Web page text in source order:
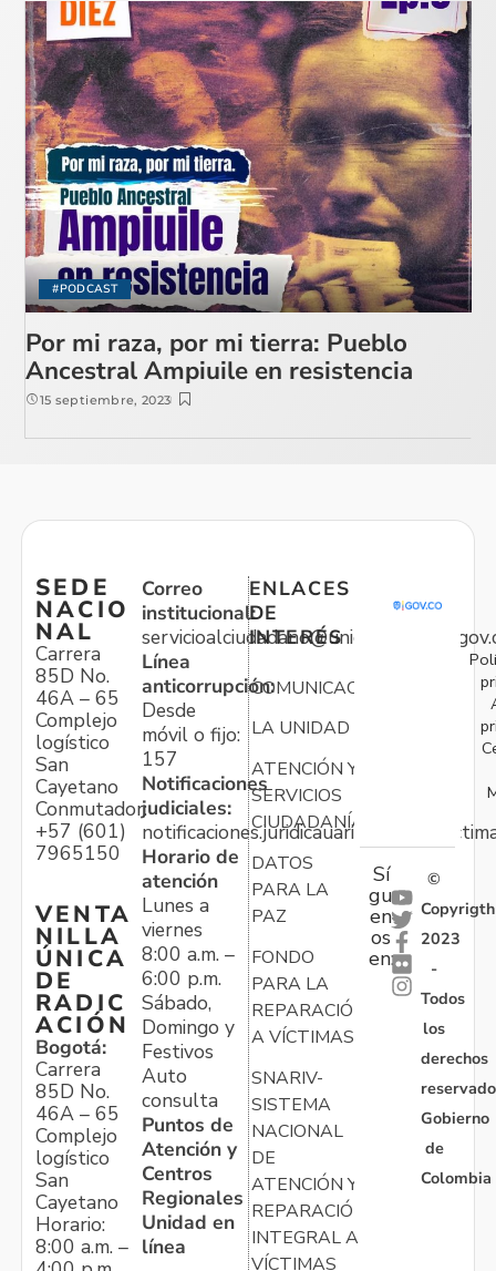
#PODCAST
Por mi raza, por mi tierra: Pueblo
Ancestral Ampiuile en resistencia
15 septiembre, 2023
SEDE
NACIO
NAL
Carrera
85D No.
46A – 65
Complejo
logístico
San
Cayetano
Conmutador:
+57 (601)
7965150
VENTA
NILLA
ÚNICA
DE
RADIC
ACIÓN
Bogotá:
Carrera
85D No.
46A – 65
Complejo
logístico
San
Cayetano
Horario:
8:00 a.m. –
Correo
institucional:
Línea
anticorrupción:
Desde
móvil o fijo:
157
Notificaciones
judiciales:
Horario de
atención
Lunes a
viernes
8:00 a.m. –
6:00 p.m.
Sábado,
Domingo y
Festivos
Auto
consulta
Puntos de
Atención y
Centros
Regionales
Unidad en
línea
ENLACES
DE
INTERÉS
COMUNICACIONES
LA UNIDAD
ATENCIÓN Y
SERVICIOS
CIUDADANÍA
DATOS
PARA LA
PAZ
FONDO
PARA LA
REPARACIÓN
A VÍCTIMAS
SNARIV-
SISTEMA
NACIONAL
DE
ATENCIÓN Y
REPARACIÓN
INTEGRAL A
VÍCTIMAS
Sí
gu
en
os
en:
©
Copyrigth
2023
-
Todos
los
derechos
Gobierno
de
Colombia